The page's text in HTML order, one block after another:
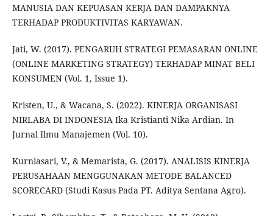
MANUSIA DAN KEPUASAN KERJA DAN DAMPAKNYA
TERHADAP PRODUKTIVITAS KARYAWAN.
Jati, W. (2017). PENGARUH STRATEGI PEMASARAN ONLINE
(ONLINE MARKETING STRATEGY) TERHADAP MINAT BELI
KONSUMEN (Vol. 1, Issue 1).
Kristen, U., & Wacana, S. (2022). KINERJA ORGANISASI
NIRLABA DI INDONESIA Ika Kristianti Nika Ardian. In
Jurnal Ilmu Manajemen (Vol. 10).
Kurniasari, V., & Memarista, G. (2017). ANALISIS KINERJA
PERUSAHAAN MENGGUNAKAN METODE BALANCED
SCORECARD (Studi Kasus Pada PT. Aditya Sentana Agro).